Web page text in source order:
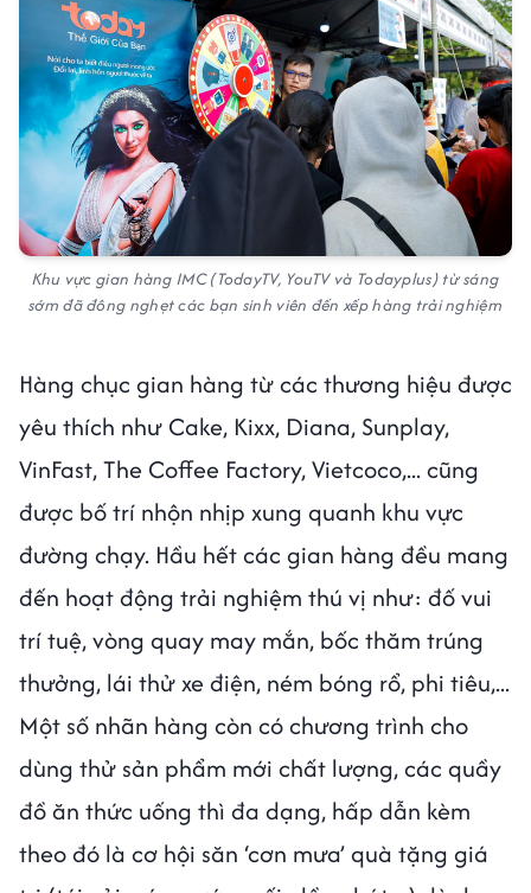
Khu vực gian hàng IMC (TodayTV, YouTV và Todayplus) từ sáng
sớm đã đông nghẹt các bạn sinh viên đến xếp hàng trải nghiệm
Hàng chục gian hàng từ các thương hiệu được
yêu thích như Cake, Kixx, Diana, Sunplay,
VinFast, The Coffee Factory, Vietcoco,... cũng
được bố trí nhộn nhịp xung quanh khu vực
đường chạy. Hầu hết các gian hàng đều mang
đến hoạt động trải nghiệm thú vị như: đố vui
trí tuệ, vòng quay may mắn, bốc thăm trúng
thưởng, lái thử xe điện, ném bóng rổ, phi tiêu,...
Một số nhãn hàng còn có chương trình cho
dùng thử sản phẩm mới chất lượng, các quầy
đồ ăn thức uống thì đa dạng, hấp dẫn kèm
theo đó là cơ hội săn ‘cơn mưa’ quà tặng giá